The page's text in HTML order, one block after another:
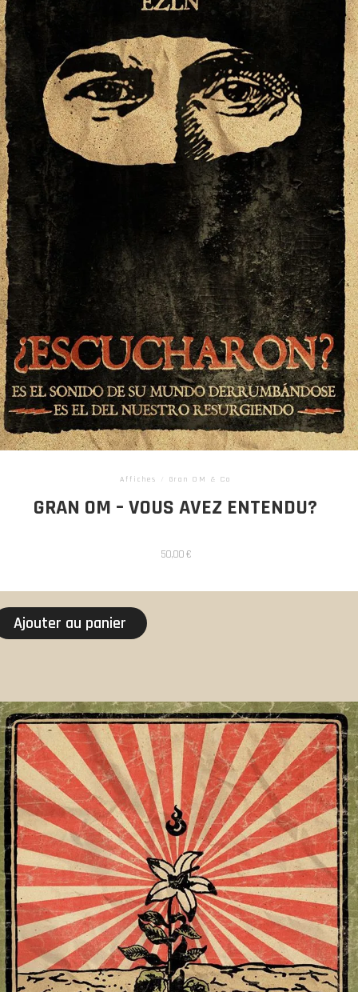
Affiches Gran OM & Co
GRAN OM – VOUS AVEZ ENTENDU?
50,00€
Ajouter au panier